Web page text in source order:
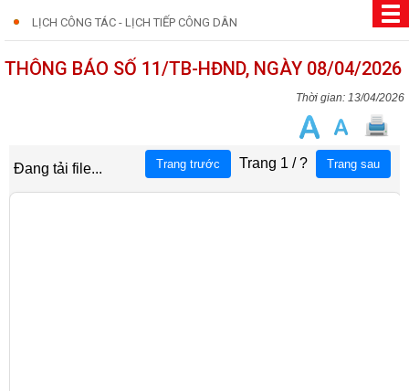
LỊCH CÔNG TÁC - LỊCH TIẾP CÔNG DÂN
THÔNG BÁO SỐ 11/TB-HĐND, NGÀY 08/04/2026
13/04/2026